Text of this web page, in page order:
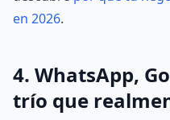
en 2026.
4. WhatsApp,
trío que